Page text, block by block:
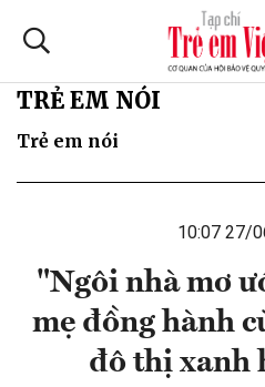
TRẺ EM NÓI
Trẻ em nói
10:07 27/
"Ngôi nhà mơ
mẹ đồng hành
đô thị xanh